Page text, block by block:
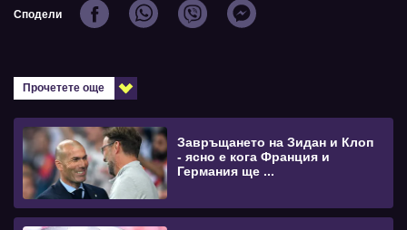
Сподели
Прочетете още
Завръщането на Зидан и Клоп
- ясно е кога Франция и
Германия ще ...